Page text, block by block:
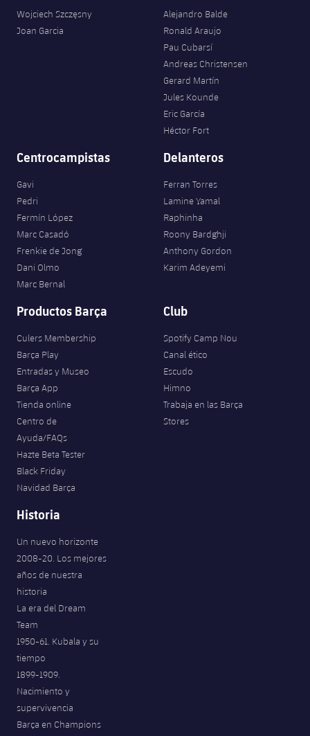
Wojciech Szczęsny
Joan Garcia
Alejandro Balde
Ronald Araujo
Pau Cubarsí
Andreas Christensen
Gerard Martín
Jules Kounde
Eric García
Héctor Fort
Centrocampistas
Gavi
Pedri
Fermín López
Marc Casadó
Frenkie de Jong
Dani Olmo
Marc Bernal
Delanteros
Ferran Torres
Lamine Yamal
Raphinha
Roony Bardghji
Anthony Gordon
Karim Adeyemi
Productos Barça
Culers Membership
Barça Play
Entradas y Museo
Barça App
Tienda online
Centro de
Ayuda/FAQs
Hazte Beta Tester
Black Friday
Navidad Barça
Club
Spotify Camp Nou
Canal ético
Escudo
Himno
Trabaja en las Barça
Stores
Historia
Un nuevo horizonte
2008-20. Los mejores
años de nuestra
historia
La era del Dream
Team
1950-61. Kubala y su
tiempo
1899-1909.
Nacimiento y
supervivencia
Barça en Champions